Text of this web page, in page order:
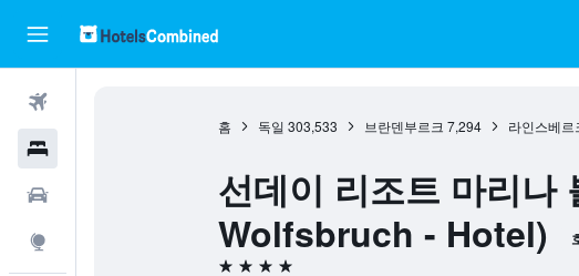
홈 독일 303,533 브란덴부르크 7,294 라인스베르
선데이 리조트 마리
Wolfsbruch - Hotel)
4성급